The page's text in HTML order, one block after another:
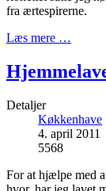
fra ærtespirerne.
Læs mere …
Detaljer
Køkkenhave
4. april 2011
5568
For at hjælpe med